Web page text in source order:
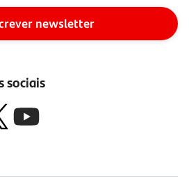
newsletter
sociais